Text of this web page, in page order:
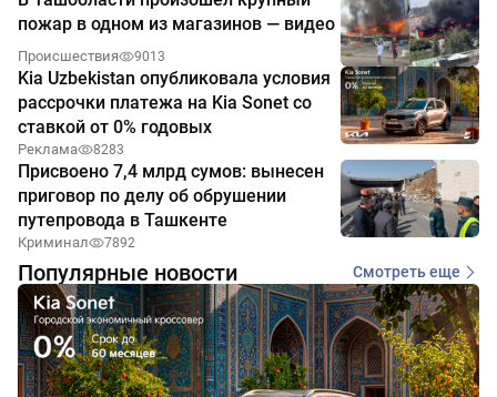
пожар в одном из магазинов — видео
Происшествия 9013
Kia Uzbekistan опубликовала условия
рассрочки платежа на Kia Sonet со
ставкой от 0% годовых
Реклама 8283
Присвоено 7,4 млрд сумов: вынесен
приговор по делу об обрушении
путепровода в Ташкенте
Криминал 7892
Популярные новости Смотреть еще